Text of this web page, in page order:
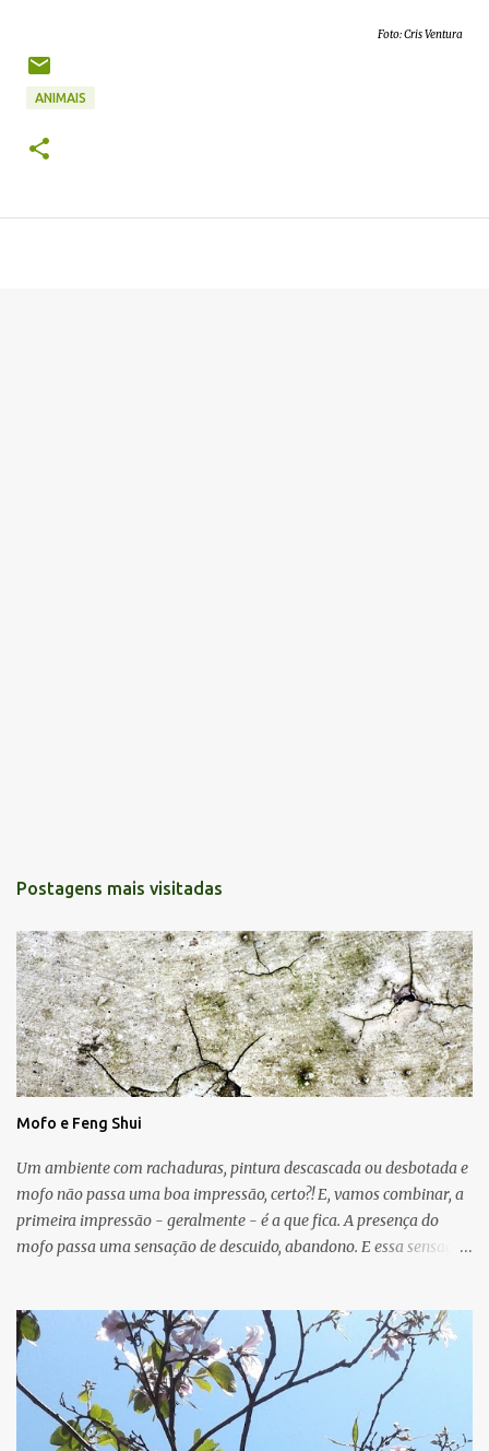
Foto: Cris Ventura
ANIMAIS
Postagens mais visitadas
Mofo e Feng Shui
Um ambiente com rachaduras, pintura descascada ou desbotada e
mofo não passa uma boa impressão, certo?! E, vamos combinar, a
primeira impressão - geralmente - é a que fica. A presença do
mofo passa uma sensação de descuido, abandono. E essa sensação,
devido as condições de umidade, falta de luz e falta de ventilação.
As manchas escuras podem aparecer nas paredes, no teto e até
mesmo no chão e, em geral, o mofo é causado por micro-
organismos (fungos, algas) que se proliferam com a umidade.
Para o Feng Shui, o mofo pode ser um sinal de que a energia do